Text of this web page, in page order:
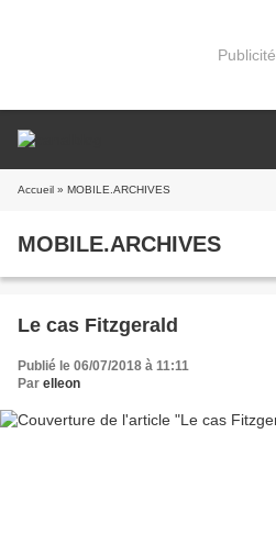
Publicité
Accueil » MOBILE.ARCHIVES
MOBILE.ARCHIVES
Le cas Fitzgerald
Publié le 06/07/2018 à 11:11
Par elleon